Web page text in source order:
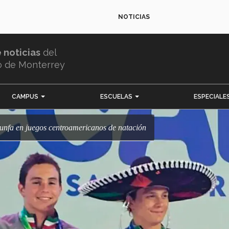
NOTICIAS
noticias del
de Monterrey
CAMPUS ESCUELAS
en juegos centroamericanos de natación